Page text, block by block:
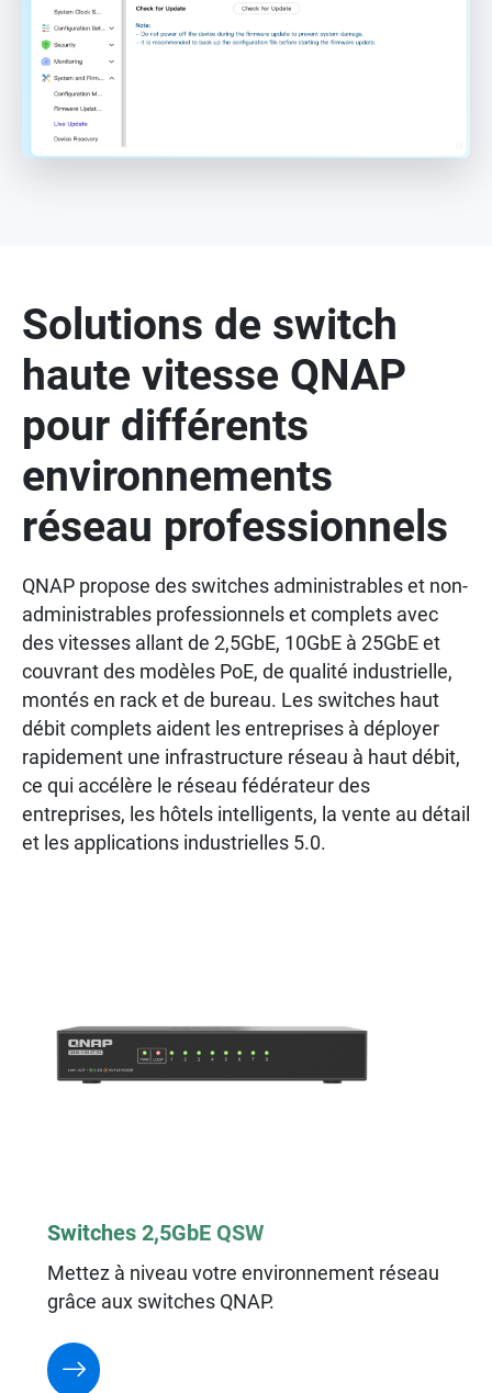
Solutions de switch
haute vitesse QNAP
pour différents
environnements
réseau professionnels
QNAP propose des switches administrables et non-
administrables professionnels et complets avec
des vitesses allant de 2,5GbE, 10GbE à 25GbE et
couvrant des modèles PoE, de qualité industrielle,
montés en rack et de bureau. Les switches haut
débit complets aident les entreprises à déployer
rapidement une infrastructure réseau à haut débit,
ce qui accélère le réseau fédérateur des
entreprises, les hôtels intelligents, la vente au détail
et les applications industrielles 5.0.
Switches 2,5GbE QSW
Mettez à niveau votre environnement réseau
grâce aux switches QNAP.